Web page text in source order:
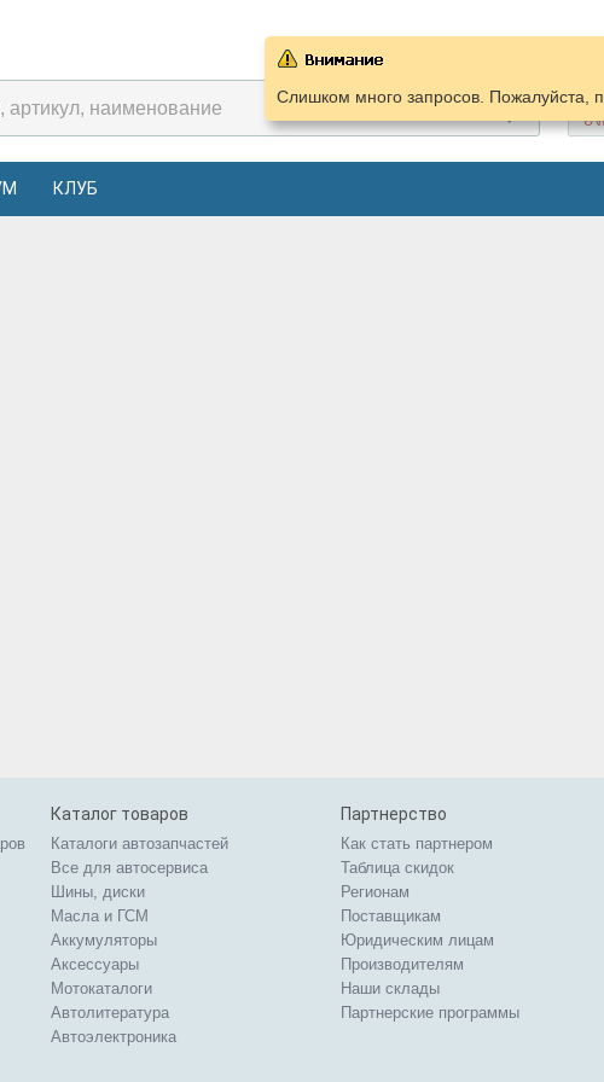
КЛУБ
Слишком много запросов. Пожалуйста,
Каталог товаров
Каталоги автозапчастей
Все для автосервиса
Шины, диски
Масла и ГСМ
Аккумуляторы
Аксессуары
Мотокаталоги
Автолитература
Автоэлектроника
Партнерство
Как стать партнером
Таблица скидок
Регионам
Поставщикам
Юридическим лицам
Производителям
Наши склады
Партнерские программы